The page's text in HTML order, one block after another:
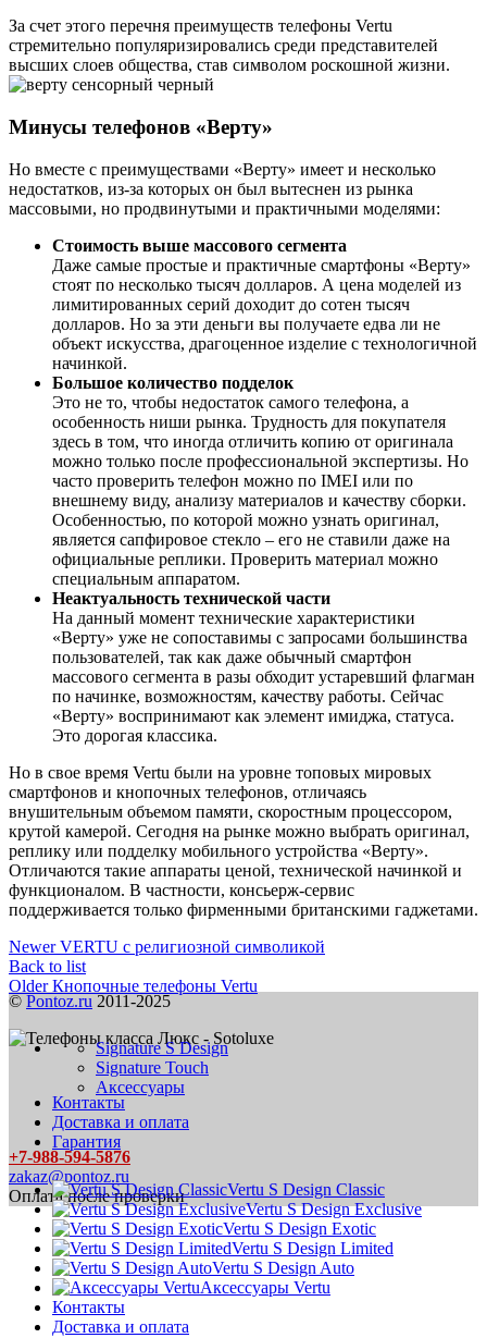
За счет этого перечня преимуществ телефоны Vertu
стремительно популяризировались среди представителей
высших слоев общества, став символом роскошной жизни.
Минусы телефонов «Верту»
Но вместе с преимуществами «Верту» имеет и несколько
недостатков, из-за которых он был вытеснен из рынка
массовыми, но продвинутыми и практичными моделями:
Стоимость выше массового сегмента
Даже самые простые и практичные смартфоны «Верту»
стоят по несколько тысяч долларов. А цена моделей из
лимитированных серий доходит до сотен тысяч
долларов. Но за эти деньги вы получаете едва ли не
объект искусства, драгоценное изделие с технологичной
начинкой.
Большое количество подделок
Это не то, чтобы недостаток самого телефона, а
особенность ниши рынка. Трудность для покупателя
здесь в том, что иногда отличить копию от оригинала
можно только после профессиональной экспертизы. Но
часто проверить телефон можно по IMEI или по
внешнему виду, анализу материалов и качеству сборки.
Особенностью, по которой можно узнать оригинал,
является сапфировое стекло – его не ставили даже на
официальные реплики. Проверить материал можно
специальным аппаратом.
Неактуальность технической части
На данный момент технические характеристики
«Верту» уже не сопоставимы с запросами большинства
пользователей, так как даже обычный смартфон
массового сегмента в разы обходит устаревший флагман
по начинке, возможностям, качеству работы. Сейчас
«Верту» воспринимают как элемент имиджа, статуса.
Это дорогая классика.
Но в свое время Vertu были на уровне топовых мировых
смартфонов и кнопочных телефонов, отличаясь
внушительным объемом памяти, скоростным процессором,
крутой камерой. Сегодня на рынке можно выбрать оригинал,
реплику или подделку мобильного устройства «Верту».
Отличаются такие аппараты ценой, технической начинкой и
функционалом. В частности, консьерж-сервис
поддерживается только фирменными британскими гаджетами.
Newer VERTU с религиозной символикой
Back to list
Older Кнопочные телефоны Vertu
© Pontoz.ru 2011-2025
Signature S Design
Signature Touch
Аксессуары
Контакты
Доставка и оплата
Гарантия
+7-988-594-5876
zakaz@pontoz.ru
Оплата после проверки
Vertu S Design Classic
Vertu S Design Exclusive
Vertu S Design Exotic
Vertu S Design Limited
Vertu S Design Auto
Аксессуары Vertu
Контакты
Доставка и оплата